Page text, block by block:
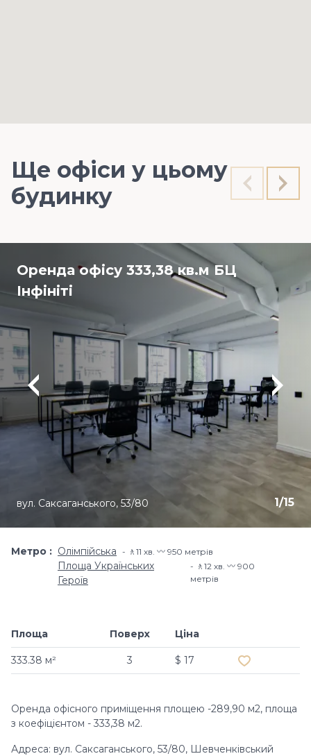
Ще офіси у цьому
будинку
Оренда офісу 333,38 кв.м БЦ
Інфініті
1/15
вул. Саксаганського, 53/80
Метро Олімпійська 🚶11 хв​. 〰️ 950 метрів
Площа Українських
Героїв
🚶12 хв​. 〰️ 900
метрів
Площа
333.38 м²
Поверх
3
Ціна
$ 17
Оренда офісного приміщення площею -289,90 м2, площа
з коефіцієнтом - 333,38 м2.
Адреса: вул. Саксаганського, 53/80, Шевченківський